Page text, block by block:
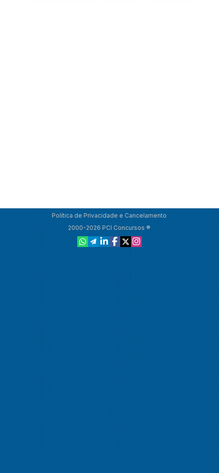
Política de Privacidade e Cancelamento
2000-2026 PCI Concursos ®